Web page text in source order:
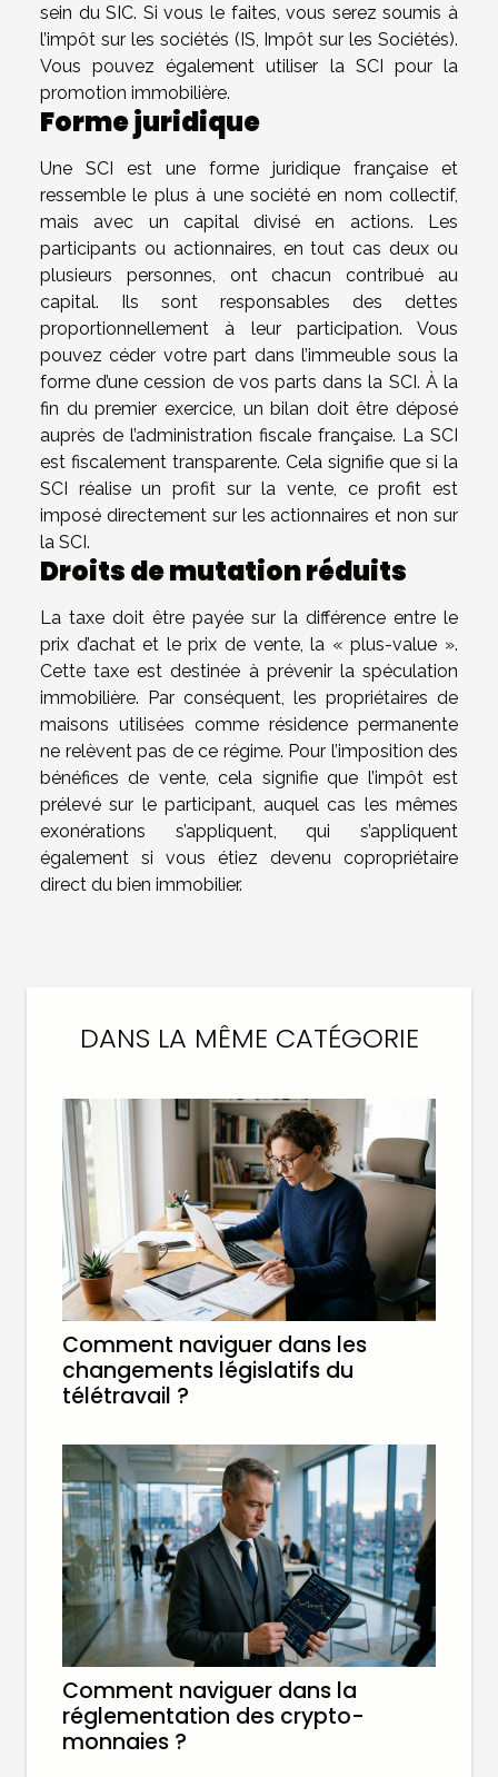
sein du SIC. Si vous le faites, vous serez soumis à
l’impôt sur les sociétés (IS, Impôt sur les Sociétés).
Vous pouvez également utiliser la SCI pour la
promotion immobilière.
Forme juridique
Une SCI est une forme juridique française et
ressemble le plus à une société en nom collectif,
mais avec un capital divisé en actions. Les
participants ou actionnaires, en tout cas deux ou
plusieurs personnes, ont chacun contribué au
capital. Ils sont responsables des dettes
proportionnellement à leur participation. Vous
pouvez céder votre part dans l’immeuble sous la
forme d’une cession de vos parts dans la SCI. À la
fin du premier exercice, un bilan doit être déposé
auprès de l’administration fiscale française. La SCI
est fiscalement transparente. Cela signifie que si la
SCI réalise un profit sur la vente, ce profit est
imposé directement sur les actionnaires et non sur
la SCI.
Droits de mutation réduits
La taxe doit être payée sur la différence entre le
prix d’achat et le prix de vente, la « plus-value ».
Cette taxe est destinée à prévenir la spéculation
immobilière. Par conséquent, les propriétaires de
maisons utilisées comme résidence permanente
ne relèvent pas de ce régime. Pour l’imposition des
bénéfices de vente, cela signifie que l’impôt est
prélevé sur le participant, auquel cas les mêmes
exonérations s’appliquent, qui s’appliquent
également si vous étiez devenu copropriétaire
direct du bien immobilier.
DANS LA MÊME CATÉGORIE
Comment naviguer dans les
changements législatifs du
télétravail ?
Comment naviguer dans la
réglementation des crypto-
monnaies ?